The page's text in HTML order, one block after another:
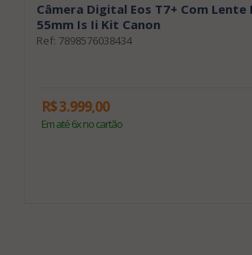
Câmera Digital Eos T7+ Com Lente
55mm Is Ii Kit Canon
Ref: 7898576038434
R$ 3.999,00
Em até 6x no cartão